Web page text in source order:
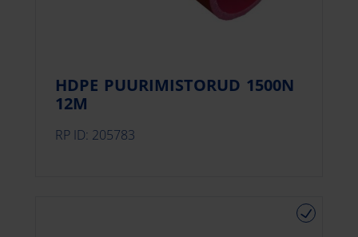
HDPE PUURIMISTORUD 1500N
12M
RP ID: 205783